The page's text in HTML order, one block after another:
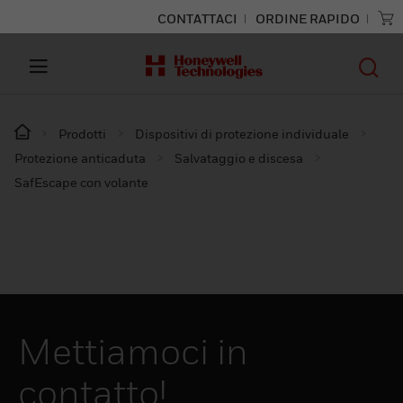
CONTATTACI ORDINE RAPIDO
Prodotti
Dispositivi di protezione individuale
Protezione anticaduta
Salvataggio e discesa
SafEscape con volante
Mettiamoci in
contatto!